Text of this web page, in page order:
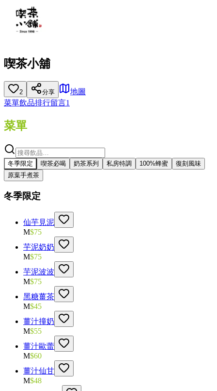
喫茶小舖
2 分享
地圖
菜單飲品排行留言1
菜單
冬季限定 喫茶必喝 奶茶系列 私房特調 100%蜂蜜
復刻風味
原葉手煮茶
冬季限定
仙芋見泥
M$75
芋泥奶奶
M$75
芋泥波波
M$75
黑糖薑茶
M$45
薑汁撞奶
M$55
薑汁歐蕾
M$60
薑汁仙甘
M$48